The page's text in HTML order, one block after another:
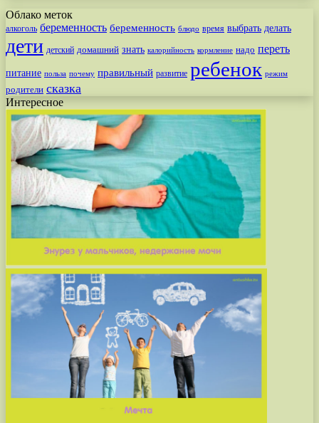
Облако меток
алкоголь беременность беременность блюдо время выбрать делать
дети детский домашний знать калорийность кормление надо переть
питание польза почему правильный развитие ребенок режим
родители сказка
Интересное